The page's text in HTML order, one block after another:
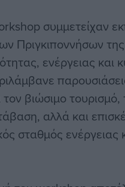
συμμετείχαν
Πριγκιποννήσων
ενέργειας και
τον βιώσιμο
αλλά και
σταθμός ενέργειας